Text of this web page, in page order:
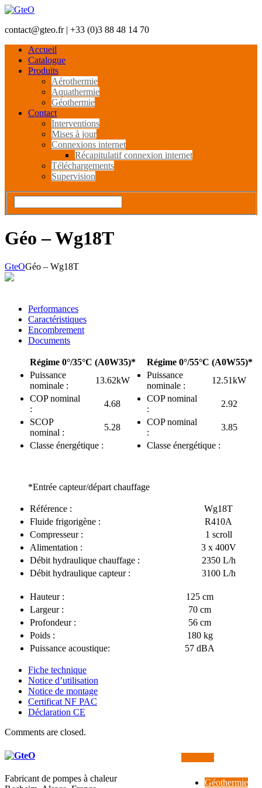
contact@gteo.fr | +33 (0)3 88 48 14 70
Accueil
Catalogue
Produits
Aérothermie
Aquathermie
Géothermie
Contact
Interventions
Mises à jour
Connexions internet
Récapitulatif connexion internet
Téléchargements
Supervision
Géo – Wg18T
GteOGéo – Wg18T
Performances
Caractéristiques
Encombrement
Documents
Régime 0°/35°C (A0W35)*
Puissance
nominale :
13.62kW
COP nominal
:
4.68
SCOP
nominal :
5.28
Classe énergétique :
Régime 0°/55°C (A0W55)*
Puissance
nominale :
12.51kW
COP nominal
:
2.92
COP nominal
:
3.85
Classe énergétique :
*Entrée capteur/départ chauffage
Référence :
Wg18T
Fluide frigorigène :
R410A
Compresseur :
1 scroll
Alimentation :
3 x 400V
Débit hydraulique chauffage :
2350 L/h
Débit hydraulique capteur :
3100 L/h
Hauteur :
125 cm
Largeur :
70 cm
Profondeur :
56 cm
Poids :
180 kg
Puissance acoustique:
57 dBA
Fiche technique
Notice d’utilisation
Notice de montage
Certificat NF PAC
Déclaration CE
Géothermie
Comments are closed.
Fabricant de pompes à chaleur